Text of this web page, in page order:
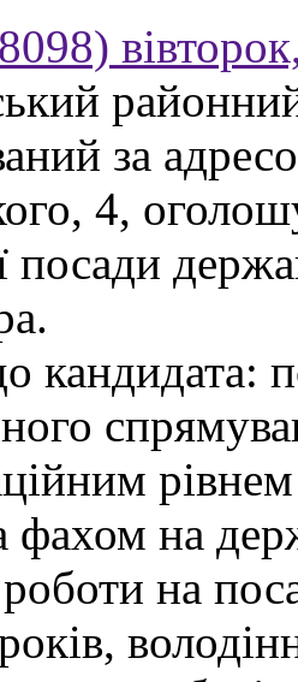
за
4,
посади
кандидата:
фахом на
на